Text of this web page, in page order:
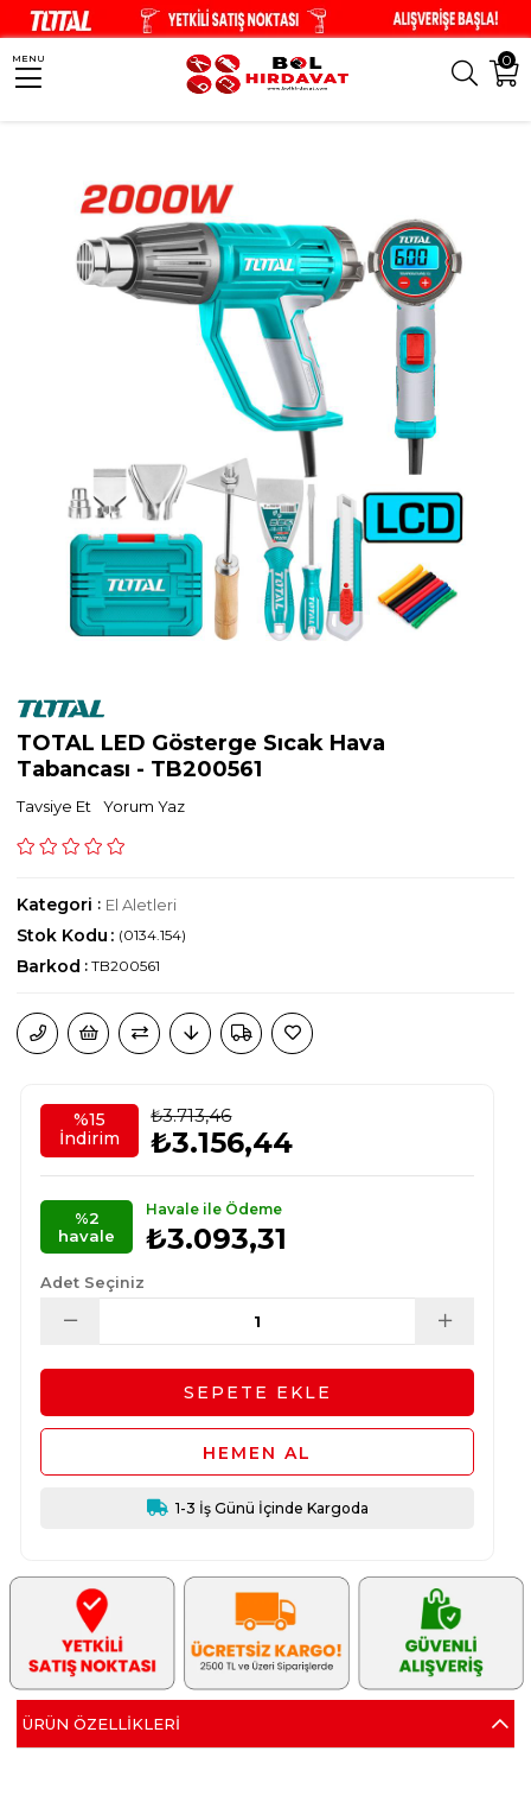
0
MENU
TOTAL LED Gösterge Sıcak Hava
Tabancası - TB200561
Tavsiye Et Yorum Yaz
Kategori : El Aletleri
(0134.154)
Stok Kodu
Barkod : TB200561
%15
İndirim
₺3.713,46
₺3.156,44
Havale ile Ödeme
₺3.093,31
%2
havale
Adet Seçiniz
1-3 İş Günü İçinde Kargoda
ÜRÜN ÖZELLIKLERI